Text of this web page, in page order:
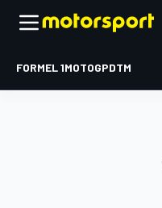
FORMEL 1MOTOGPDTM